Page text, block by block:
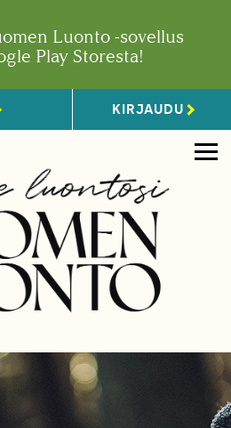
Luonto -sovellus
Play Storesta!
KIRJAUDU